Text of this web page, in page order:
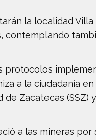
la localidad
contemplando
protocolos
a la ciudadanía
de Zacatecas (SSZ)
a las mineras